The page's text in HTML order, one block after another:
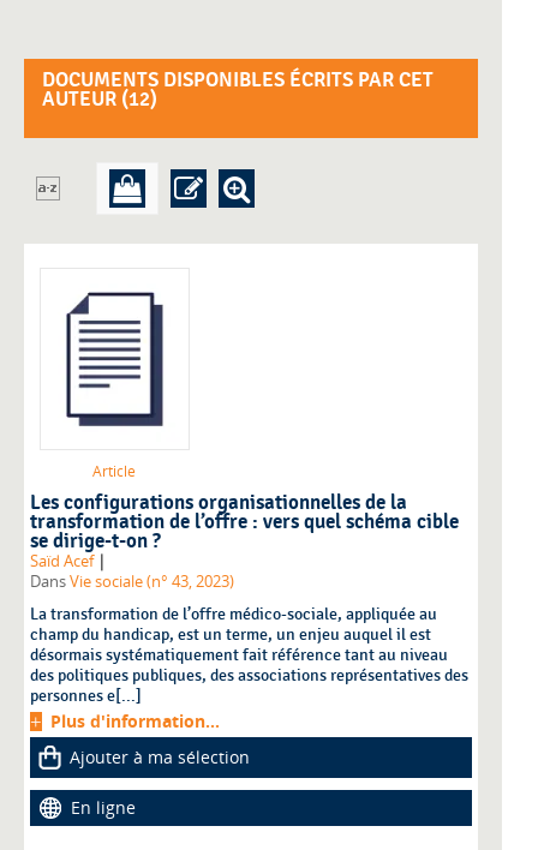
DOCUMENTS DISPONIBLES ÉCRITS PAR CET
AUTEUR (12)
Article
Les configurations organisationnelles de la
transformation de l’offre : vers quel schéma cible
se dirige-t-on ?
Saïd Acef |
DansVie sociale (n° 43, 2023)
La transformation de l’offre médico-sociale, appliquée au
champ du handicap, est un terme, un enjeu auquel il est
désormais systématiquement fait référence tant au niveau
des politiques publiques, des associations représentatives des
personnes e[...]
Plus d'information...
Ajouter à ma sélection
En ligne